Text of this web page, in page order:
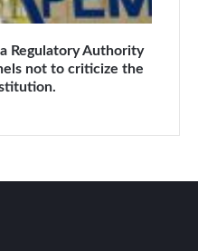
Regulatory Authority
not to criticize the